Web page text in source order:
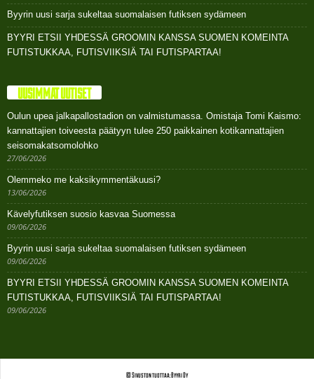
Byyrin uusi sarja sukeltaa suomalaisen futiksen sydämeen
BYYRI ETSII YHDESSÄ GROOMIN KANSSA SUOMEN KOMEINTA
FUTISTUKKAA, FUTISVIIKSIÄ TAI FUTISPARTAA!
UUSIMMAT UUTISET
Oulun upea jalkapallostadion on valmistumassa. Omistaja Tomi Kaismo:
kannattajien toiveesta päätyyn tulee 250 paikkainen kotikannattajien
seisomakatsomolohko
27/06/2026
Olemmeko me kaksikymmentäkuusi?
13/06/2026
Kävelyfutiksen suosio kasvaa Suomessa
09/06/2026
Byyrin uusi sarja sukeltaa suomalaisen futiksen sydämeen
09/06/2026
BYYRI ETSII YHDESSÄ GROOMIN KANSSA SUOMEN KOMEINTA
FUTISTUKKAA, FUTISVIIKSIÄ TAI FUTISPARTAA!
09/06/2026
© Sivuston tuottaa: Byyri Oy